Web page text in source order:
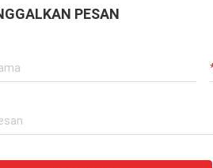
PESAN